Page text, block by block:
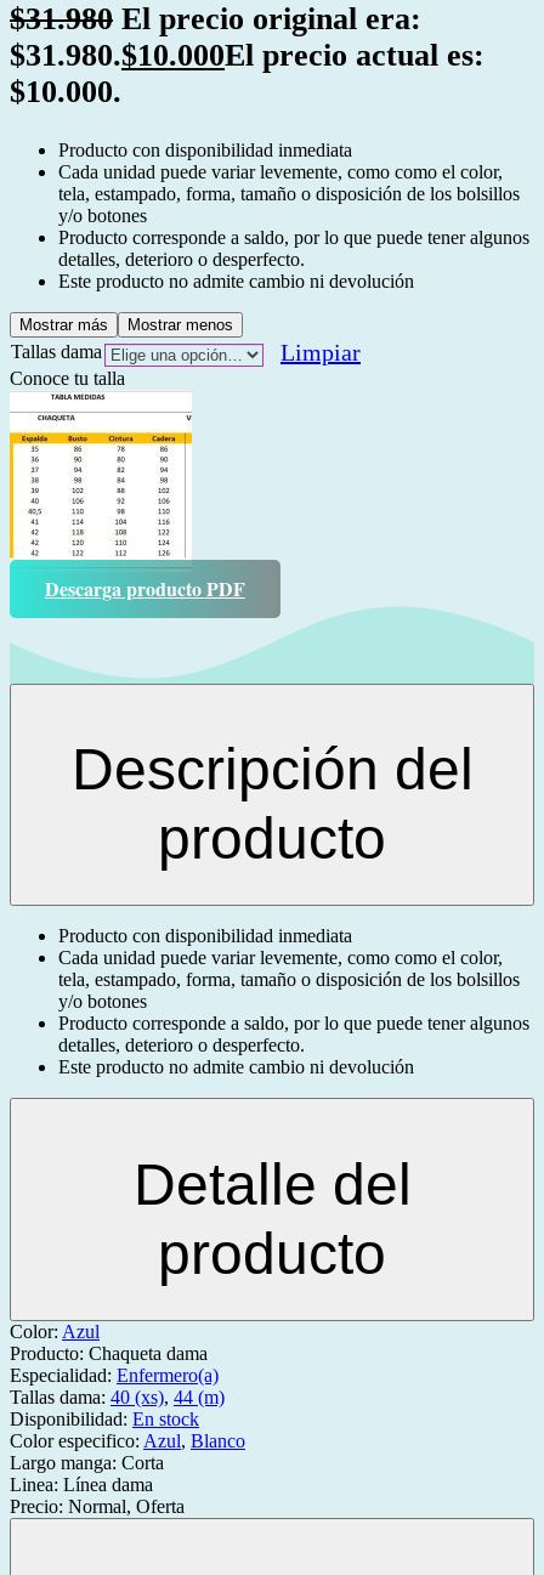
$31.980 El precio original era:
$31.980.$10.000El precio actual es:
$10.000.
Producto con disponibilidad inmediata
Cada unidad puede variar levemente, como como el color,
tela, estampado, forma, tamaño o disposición de los bolsillos
y/o botones
Producto corresponde a saldo, por lo que puede tener algunos
detalles, deterioro o desperfecto.
Este producto no admite cambio ni devolución
Mostrar más Mostrar menos
Tallas dama Limpiar
Conoce tu talla
Descarga producto PDF
Descripción del
producto
Producto con disponibilidad inmediata
Cada unidad puede variar levemente, como como el color,
tela, estampado, forma, tamaño o disposición de los bolsillos
y/o botones
Producto corresponde a saldo, por lo que puede tener algunos
detalles, deterioro o desperfecto.
Este producto no admite cambio ni devolución
Detalle del
producto
Color: Azul
Producto: Chaqueta dama
Especialidad: Enfermero(a)
Tallas dama: 40 (xs), 44 (m)
Disponibilidad: En stock
Color especifico: Azul, Blanco
Largo manga: Corta
Linea: Línea dama
Precio: Normal, Oferta